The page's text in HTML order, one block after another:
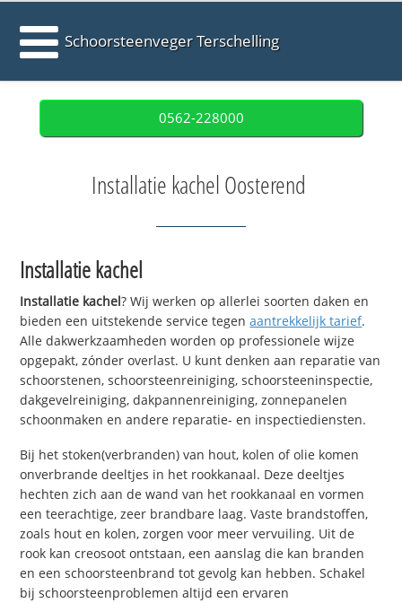
Schoorsteenveger Terschelling
0562-228000
Installatie kachel Oosterend
Installatie kachel
Installatie kachel? Wij werken op allerlei soorten daken en
bieden een uitstekende service tegenaantrekkelijk tarief.
Alle dakwerkzaamheden worden op professionele wijze
opgepakt, zónder overlast. U kunt denken aan reparatie van
schoorstenen, schoorsteenreiniging, schoorsteeninspectie,
dakgevelreiniging, dakpannenreiniging, zonnepanelen
schoonmaken en andere reparatie- en inspectiediensten.
Bij het stoken(verbranden) van hout, kolen of olie komen
onverbrande deeltjes in het rookkanaal. Deze deeltjes
hechten zich aan de wand van het rookkanaal en vormen
een teerachtige, zeer brandbare laag. Vaste brandstoffen,
zoals hout en kolen, zorgen voor meer vervuiling. Uit de
rook kan creosoot ontstaan, een aanslag die kan branden
en een schoorsteenbrand tot gevolg kan hebben. Schakel
bij schoorsteenproblemen altijd een ervaren